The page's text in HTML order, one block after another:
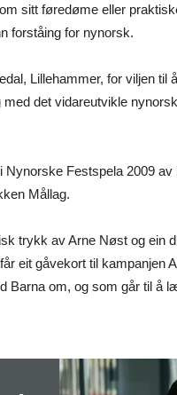
sitt føredøme eller
forståing for nynorsk.
Lillehammer, for viljen til
det vidareutvikle
Festspela 2009
Mållag.
trykk av Arne Nøst og ein
eit gåvekort til kampanjen
Barna om, og som går til å